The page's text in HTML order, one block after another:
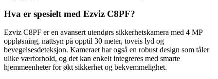
Hva er spesielt med Ezviz C8PF?
Ezviz C8PF er en avansert utendørs sikkerhetskamera med 4 MP
oppløsning, nattsyn på opptil 30 meter, toveis lyd og
bevegelsesdeteksjon. Kameraet har også en robust design som tåler
ulike værforhold, og det kan enkelt integreres med smarte
hjemmeenheter for økt sikkerhet og bekvemmelighet.